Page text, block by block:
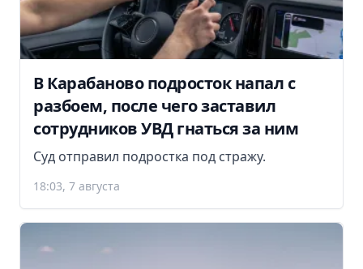
В Карабаново подросток напал с
разбоем, после чего заставил
сотрудников УВД гнаться за ним
Суд отправил подростка под стражу.
18:03, 7 августа